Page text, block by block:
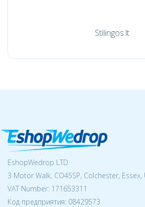
Stilingos.lt
EshopWedrop LTD
3 Motor Walk, CO45SP, Colchester, Essex,
VAT Number: 171653311
Код предприятия: 08429573